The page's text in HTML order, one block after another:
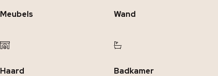
Meubels Wand
Haard Badkamer